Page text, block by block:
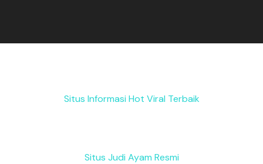
Situs Informasi Hot Viral Terbaik
Situs Judi Ayam Resmi